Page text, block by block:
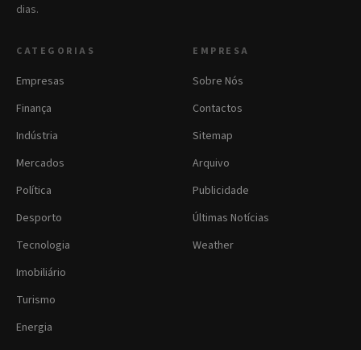
dias.
CATEGORIAS
Empresas
Finança
Indústria
Mercados
Política
Desporto
Tecnologia
Imobiliário
Turismo
Energia
EMPRESA
Sobre Nós
Contactos
Sitemap
Arquivo
Publicidade
Últimas Notícias
Weather